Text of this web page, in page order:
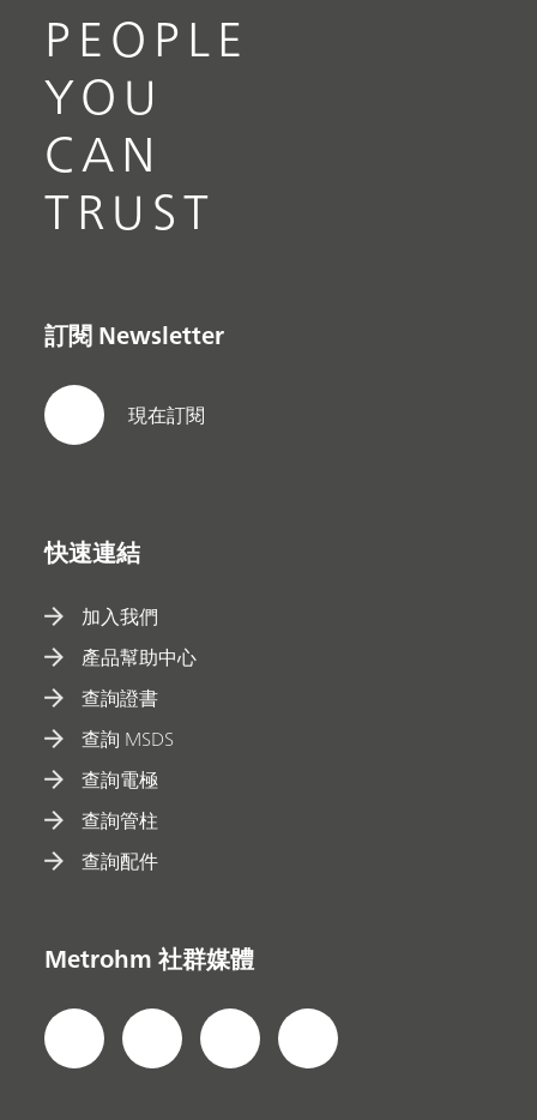
PEOPLE
YOU
CAN
TRUST
訂閱 Newsletter
現在訂閱
快速連結
加入我們
產品幫助中心
查詢證書
查詢 MSDS
查詢電極
查詢管柱
查詢配件
Metrohm 社群媒體